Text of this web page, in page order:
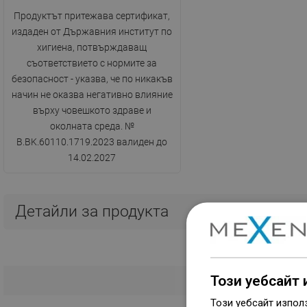
Продуктът притежава сертификат,
издаден от Държавния институт по
хигиена, потвърждаващ
съответствието с нормите за
безопасност - указва, че по никакъв
начин не оказва негативно влияние
върху човешкото здраве и
околната среда. №
B.BK.60110.1719.2023 валиден до
14.02.2027
Детайли за продукта
Този уебсайт
Този уебсайт